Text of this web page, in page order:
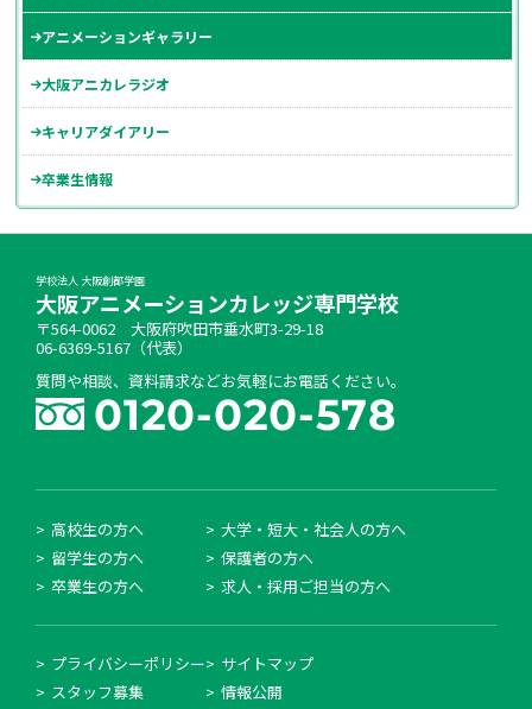
アニメーションギャラリー
大阪アニカレラジオ
キャリアダイアリー
卒業生情報
学校法人 大阪創都学園
大阪アニメーションカレッジ専門学校
〒564-0062 大阪府吹田市垂水町3-29-18
06-6369-5167（代表）
質問や相談、資料請求などお気軽にお電話ください。
高校生の方へ
大学・短大・社会人の方へ
留学生の方へ
保護者の方へ
卒業生の方へ
求人・採用ご担当の方へ
プライバシーポリシー
サイトマップ
スタッフ募集
情報公開